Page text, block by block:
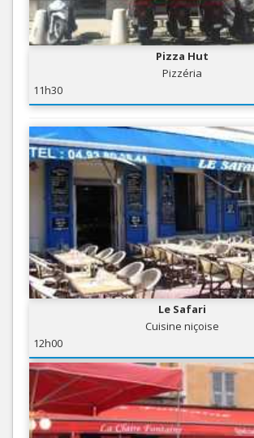
Pizza Hut
Pizzéria
11h30
Le Safari
Cuisine niçoise
12h00